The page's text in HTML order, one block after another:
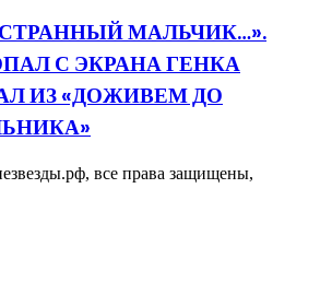
МАЛЬЧИК…».
С ЭКРАНА ГЕНКА
ИЗ «ДОЖИВЕМ ДО
все права защищены,